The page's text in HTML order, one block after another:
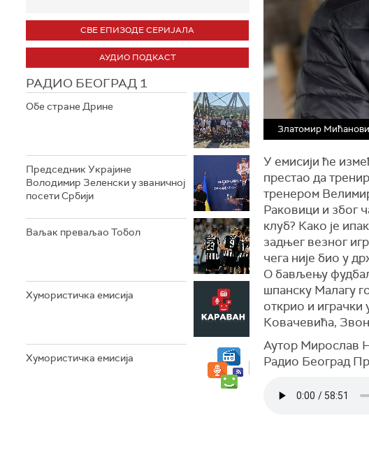
СВЕ ЕПИЗОДЕ СЕРИЈАЛА
АУДИО ПОДКАСТ
РАДИО БЕОГРАД 1
Обе стране Дрине
Председник Украјине
Володимир Зеленски у званичној
посети Србији
Ваљак преваљао Тобол
Хумористичка емисија
Хумористичка емисија
Златомир
У емисији ће
престао да
тренером
Раковици и због
клуб? Како је
задњег везног
чега није био у
О бављењу
шпанску Малагу
открио и играчки
Ковачевића,
Аутор Мирослав
Радио Београд